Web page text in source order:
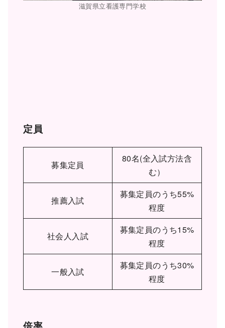
滋賀県立看護専門学校
定員
募集定員
80名(全入試方法含
む）
推薦入試
募集定員のうち55%
程度
社会人入試
募集定員のうち15%
程度
一般入試
募集定員のうち30%
程度